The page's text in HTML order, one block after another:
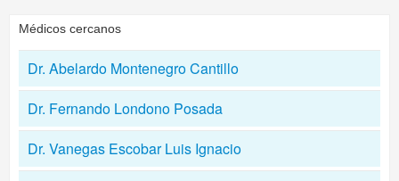
Médicos cercanos
Dr. Abelardo Montenegro Cantillo
Dr. Fernando Londono Posada
Dr. Vanegas Escobar Luis Ignacio